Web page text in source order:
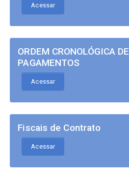
Acessar
ORDEM CRONOLÓGICA DE
PAGAMENTOS
Acessar
Fiscais de Contrato
Acessar